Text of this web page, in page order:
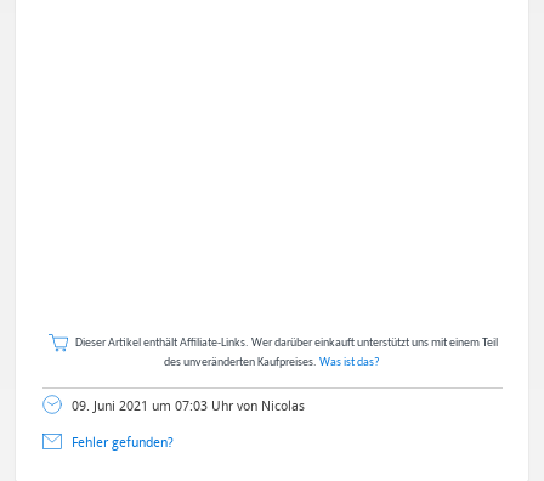
Dieser Artikel enthält Affiliate-Links. Wer darüber einkauft unterstützt uns mit einem Teil
des unveränderten Kaufpreises. Was ist das?
09. Juni 2021 um 07:03 Uhr von Nicolas
Fehler gefunden?